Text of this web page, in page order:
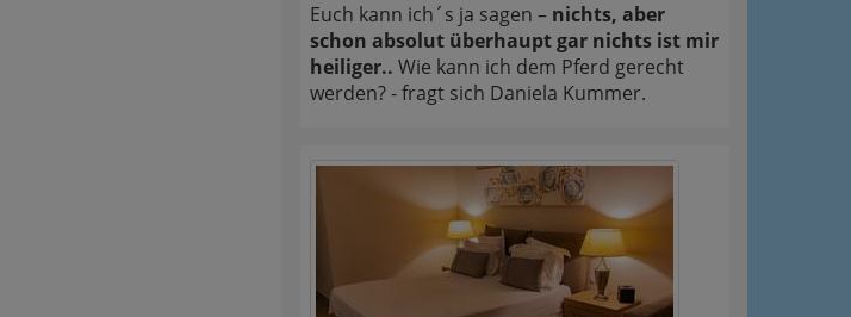
Euch kann ich´s ja sagen – nichts, aber
schon absolut überhaupt gar nichts ist mir
heiliger.. Wie kann ich dem Pferd gerecht
werden? - fragt sich Daniela Kummer.